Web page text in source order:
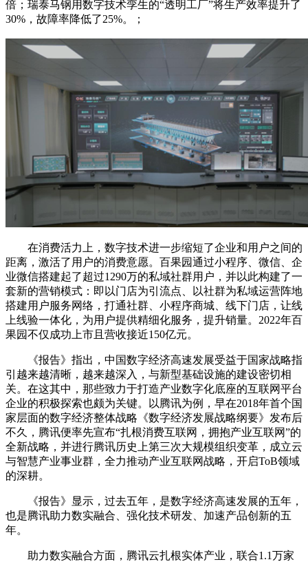
倍；瑞泰马钢用数字技术孪生的“透明工厂”将生产效率提升了
30%，故障率降低了25%。；
在消费活力上，数字技术进一步缩短了企业和用户之间的
距离，激活了用户的消费意愿。百果园通过小程序、微信、企
业微信搭建起了超过1290万的私域社群用户，并以此构建了一
套新的营销模式：即以门店为引流点、以社群为私域运营阵地
搭建用户服务网络，打通社群、小程序商城、线下门店，让线
上线验一体化，为用户提供精细化服务，提升销量。2022年百
果园不仅成功上市且营收接近150亿元。
《报告》指出，中国数字经济高速发展受益于国家战略指
引越来越清晰，越来越深入，与新型基础设施的建设密切相
关。在这其中，那些致力于打造产业数字化底座的互联网平台
企业的积极探索也颇为关键。以腾讯为例，早在2018年首个国
家层面的数字经济整体战略《数字经济发展战略纲要》发布后
不久，腾讯便率先宣布“扎根消费互联网，拥抱产业互联网”的
全新战略，并进行腾讯历史上第三次大规模组织变革，成立云
与智慧产业事业群，全力推动产业互联网战略，开启ToB领域
的深耕。
《报告》显示，过去五年，是数字经济高速发展的五年，
也是腾讯助力数实融合、强化技术研发、加速产品创新的五
年。
助力数实融合方面，腾讯云扎根实体产业，联合1.1万家